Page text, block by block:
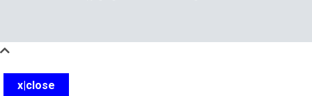
x|close